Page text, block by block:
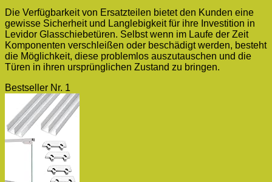
Die Verfügbarkeit von Ersatzteilen bietet den Kunden eine
gewisse Sicherheit und Langlebigkeit für ihre Investition in
Levidor Glasschiebetüren. Selbst wenn im Laufe der Zeit
Komponenten verschleißen oder beschädigt werden, besteht
die Möglichkeit, diese problemlos auszutauschen und die
Türen in ihren ursprünglichen Zustand zu bringen.
Bestseller Nr. 1